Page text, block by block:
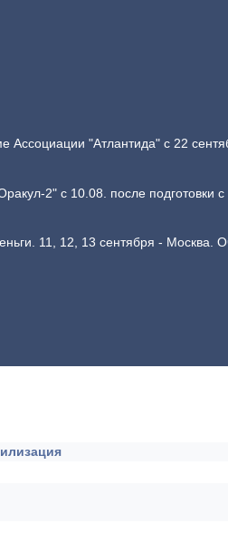
Ассоциации "Атлантида" с 22
2" с 10.08. после подготовки с
11, 12, 13 сентября - Москва.